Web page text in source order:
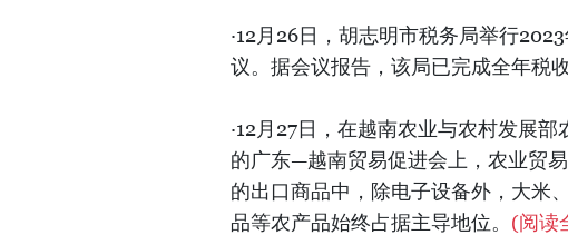
·12月26日，胡志明市税务局举行
议。据会议报告，该局已完成全年税收
·12月27日，在越南农业与农村发展
的广东—越南贸易促进会上，农业贸
的出口商品中，除电子设备外，大米
品等农产品始终占据主导地位。 (阅读